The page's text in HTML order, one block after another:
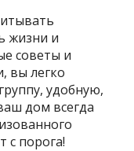
жизни и
советы и
вы легко
удобную,
дом всегда
с порога!